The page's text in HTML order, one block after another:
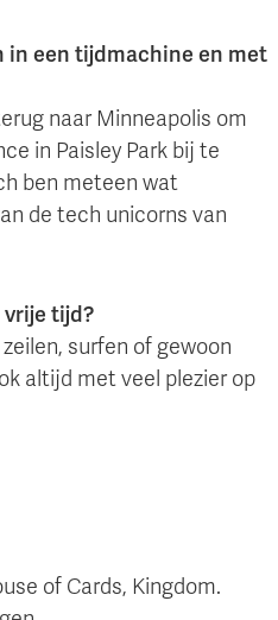
in een tijdmachine en met
naar Minneapolis om
in Paisley Park bij te
ben meteen wat
de tech unicorns van
tijd?
surfen of gewoon
altijd met veel plezier op
of Cards, Kingdom.